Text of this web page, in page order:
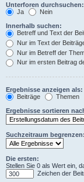
Unterforen durchsuchen:
Ja
Nein
Innerhalb suchen:
Betreff und Text der
Nur im Text der
Nur im Betreff der
Nur im ersten Beitrag
Ergebnisse anzeigen als:
Beiträge
Themen
Ergebnisse sortieren
Suchzeitraum begrenzen:
Die ersten:
Stellen Sie 0 als Wert ein,
Zeichen der